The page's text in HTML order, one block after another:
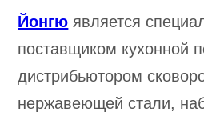
Йонгю является
поставщиком кухонной
дистрибьютором
нержавеющей стали,